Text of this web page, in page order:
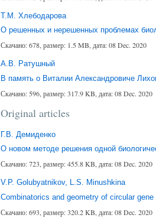
Т.М. Хлебодарова
О решенных и нерешенных проблемах
Скачано: 678, размер: 1.5 MB, дата: 08 Dec. 2020
А.В. Ратушный
В память о Виталии Александровиче
Скачано: 596, размер: 317.9 KB, дата: 08 Dec. 2020
Original articles
Г.В. Демиденко
О новом методе решения одной
Скачано: 723, размер: 455.8 KB, дата: 08 Dec. 2020
V.P. Golubyatnikov, L.S. Minushkina
Combinatorics and geometry of circular
Скачано: 693, размер: 320.2 KB, дата: 08 Dec. 2020